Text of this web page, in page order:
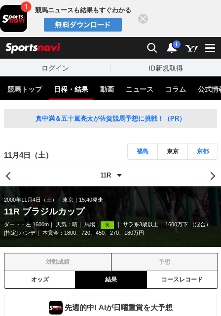
競馬ニュースも結果もすぐわかる
検索 通知
i
ログイン ID新規取得
競馬トップ 日程・結果 動画 ニュース コラム 公式情
真中満＆五十嵐亮太が佐賀競馬予想に挑戦！（PR）
11月4日（土） 福島 東京 京都
2000年11月4日（土） 東京 15:40発走
11R ブラジルカップ
ダート・左 1600m 天気： 晴 馬場： 良 サラ系3歳以上
1600万下 （混合）
[指定] ハンデ
本賞金：1800、720、450、270、180万円
対戦成績 予想
オッズ 結果 コースレコード
先週的中! AIが日曜重賞を大予想